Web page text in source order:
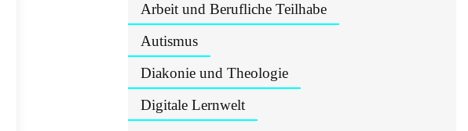
Arbeit und Berufliche Teilhabe
Autismus
Diakonie und Theologie
Digitale Lernwelt